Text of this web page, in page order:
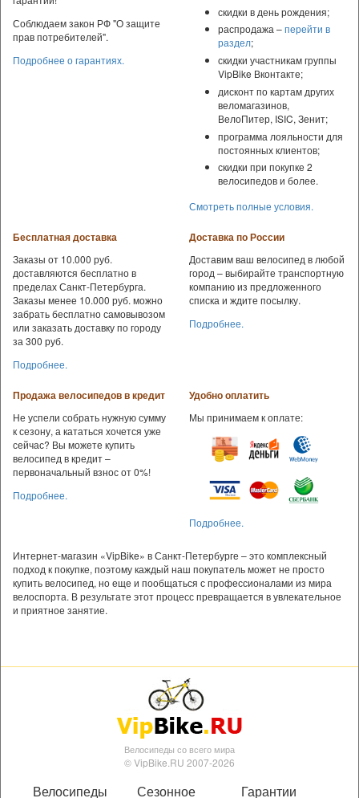
Соблюдаем закон РФ "О защите
прав потребителей".
Подробнее о гарантиях.
скидки в день рождения;
распродажа –перейти в
раздел;
скидки участникам группы
VipBike Вконтакте;
дисконт по картам других
веломагазинов,
ВелоПитер, ISIC, Зенит;
программа лояльности для
постоянных клиентов;
скидки при покупке 2
велосипедов и более.
Смотреть полные условия.
Бесплатная доставка
Заказы от 10.000 руб.
доставляются бесплатно в
пределах Санкт-Петербурга.
Заказы менее 10.000 руб. можно
забрать бесплатно самовывозом
или заказать доставку по городу
за 300 руб.
Подробнее.
Доставка по России
Доставим ваш велосипед в любой
город – выбирайте транспортную
компанию из предложенного
списка и ждите посылку.
Подробнее.
Продажа велосипедов в кредит
Не успели собрать нужную сумму
к сезону, а кататься хочется уже
сейчас? Вы можете купить
велосипед в кредит –
первоначальный взнос от 0%!
Подробнее.
Удобно оплатить
Мы принимаем к оплате:
Подробнее.
Интернет-магазин «VipBike» в Санкт-Петербурге – это комплексный
подход к покупке, поэтому каждый наш покупатель может не просто
купить велосипед, но еще и пообщаться с профессионалами из мира
велоспорта. В результате этот процесс превращается в увлекательное
и приятное занятие.
Велосипеды со всего мира
© VipBike.RU 2007-2026
Велосипеды Сезонное Гарантии